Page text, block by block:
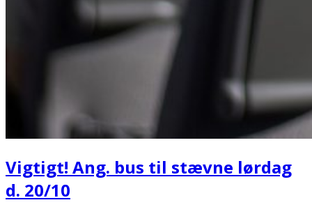
Vigtigt! Ang. bus til stævne lørdag
d. 20/10